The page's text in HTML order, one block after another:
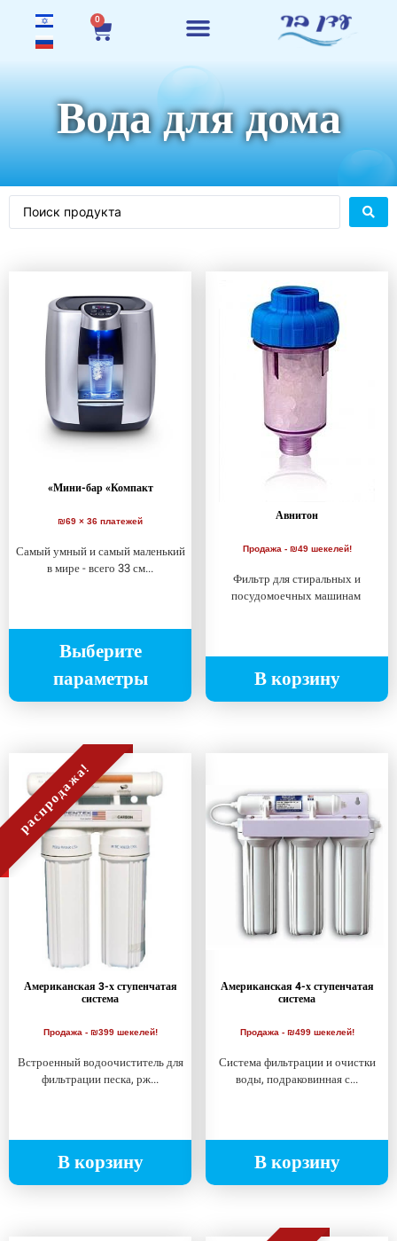
0
Вода для дома
«Мини-бар «Компакт
₪69 × 36 платежей
Самый умный и самый маленький
в мире - всего 33 см...
Выберите
параметры
Авнитон
Продажа - ₪49 шекелей!
Фильтр для стиральных и
посудомоечных машинам
В корзину
распродажа!
Американская 3-х ступенчатая
система
Продажа - ₪399 шекелей!
Встроенный водоочиститель для
фильтрации песка, рж...
В корзину
Американская 4-х ступенчатая
система
Продажа - ₪499 шекелей!
Система фильтрации и очистки
воды, подраковинная с...
В корзину